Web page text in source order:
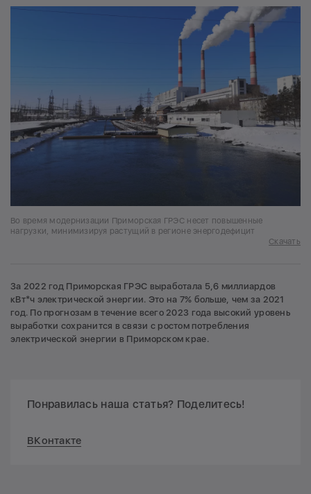
Во время модернизации Приморская ГРЭС несет повышенные
нагрузки, минимизируя растущий в регионе энергодефицит
Скачать
За 2022 год Приморская ГРЭС выработала 5,6 миллиардов
кВт*ч электрической энергии. Это на 7% больше, чем за 2021
год. По прогнозам в течение всего 2023 года высокий уровень
выработки сохранится в связи с ростом потребления
электрической энергии в Приморском крае.
Понравилась наша статья? Поделитесь!
ВКонтакте